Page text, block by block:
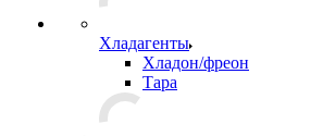
Хладагенты
Хладон/фреон
Тара